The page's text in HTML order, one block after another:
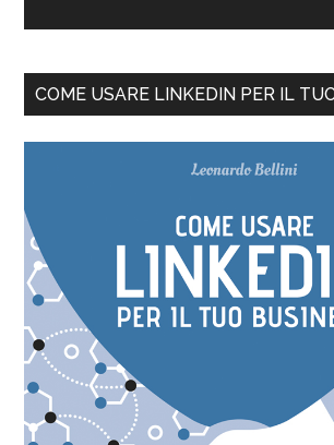
COME USARE LINKEDIN PER IL